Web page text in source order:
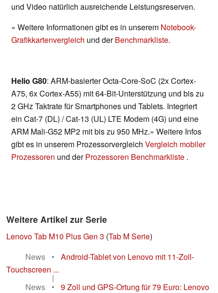
und Video natürlich ausreichende Leistungsreserven.
» Weitere Informationen gibt es in unserem Notebook-
Grafikkartenvergleich und derBenchmarkliste.
Helio G80: ARM-basierter Octa-Core-SoC (2x Cortex-
A75, 6x Cortex-A55) mit 64-Bit-Unterstützung und bis zu
2 GHz Taktrate für Smartphones und Tablets. Integriert
ein Cat-7 (DL) / Cat-13 (UL) LTE Modem (4G) und eine
ARM Mali-G52 MP2 mit bis zu 950 MHz.» Weitere Infos
gibt es in unserem Prozessorvergleich Vergleich mobiler
Prozessoren und derProzessoren Benchmarkliste .
Weitere Artikel zur Serie
Lenovo Tab M10 Plus Gen 3 (Tab M Serie)
News
•
Android-Tablet von Lenovo mit 11-Zoll-
Touchscreen ...
|
News
•
9 Zoll und GPS-Ortung für 79 Euro: Lenovo